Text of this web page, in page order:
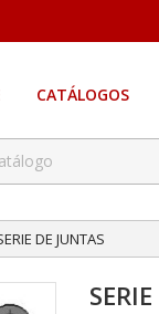
CATÁLOGOS
DE JUNTAS